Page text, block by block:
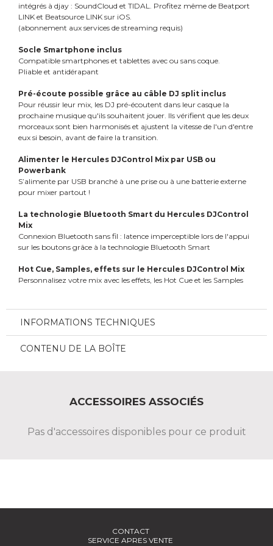
intégrés à djay : SoundCloud et TIDAL. Profitez même de Beatport
LINK et Beatsource LINK sur iOS.
(abonnement aux services de streaming requis)
Socle Smartphone inclus
Compatible smartphones et tablettes avec ou sans coque.
Pliable et antidérapant
Pré-écoute possible grâce au câble DJ split inclus
Pour réussir leur mix, les DJ pré-écoutent dans leur casque la
prochaine musique qu'ils souhaitent jouer. Ils vérifient que les deux
morceaux sont bien harmonisés et ajustent la vitesse de l'un d'entre
eux si besoin, avant de faire la transition.
Alimenter le Hercules DJControl Mix par USB ou
Powerbank
S’alimente par USB branché à une prise ou à une batterie externe
pour mixer partout !
La technologie Bluetooth Smart du Hercules DJControl
Mix
Connexion Bluetooth sans fil : latence imperceptible lors de l'appui
sur les boutons grâce à la technologie Bluetooth Smart
Hot Cue, Samples, effets sur le Hercules DJControl Mix
Personnalisez votre mix avec les effets, les Hot Cue et les Samples
INFORMATIONS TECHNIQUES
CONTENU DE LA BOÎTE
ACCESSOIRES ASSOCIÉS
Pas d'accessoires disponibles pour ce produit
CONTACT
SERVICE APRES VENTE